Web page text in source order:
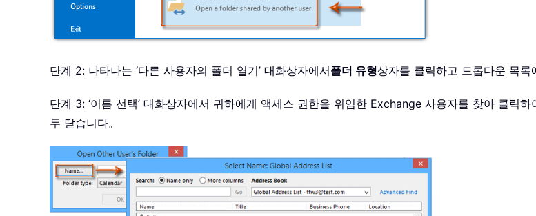
단계 2: 나타나는 ‘다른 사용자의 폴더 열기’ 대화상자에서폴더 유형상자를 클릭하고 드롭다운 목록
단계 3: ‘이름 선택’ 대화상자에서 귀하에게 액세스 권한을 위임한 Exchange 사용자를 찾아 클릭
두 닫습니다。